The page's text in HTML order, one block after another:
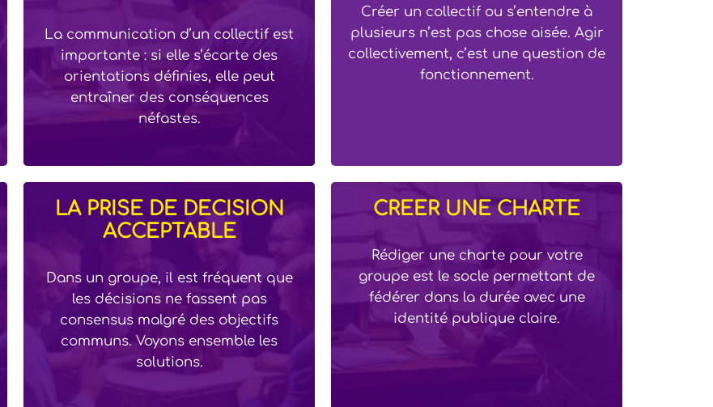
La communication d’un collectif est
importante : si elle s’écarte des
orientations définies, elle peut
entraîner des conséquences
néfastes.
Créer un collectif ou s’entendre à
plusieurs n’est pas chose aisée. Agir
collectivement, c’est une question de
fonctionnement.
LA PRISE DE DÉCISION
ACCEPTABLE
Dans un groupe, il est fréquent que
les décisions ne fassent pas
consensus malgré des objectifs
communs. Voyons ensemble les
solutions.
CRÉER UNE CHARTE
Rédiger une charte pour votre
groupe est le socle permettant de
fédérer dans la durée avec une
identité publique claire.